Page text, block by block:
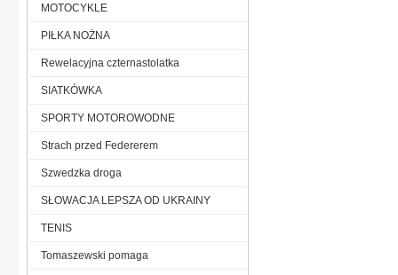
MOTOCYKLE
PIŁKA NOŻNA
Rewelacyjna czternastolatka
SIATKÓWKA
SPORTY MOTOROWODNE
Strach przed Federerem
Szwedzka droga
SŁOWACJA LEPSZA OD UKRAINY
TENIS
Tomaszewski pomaga